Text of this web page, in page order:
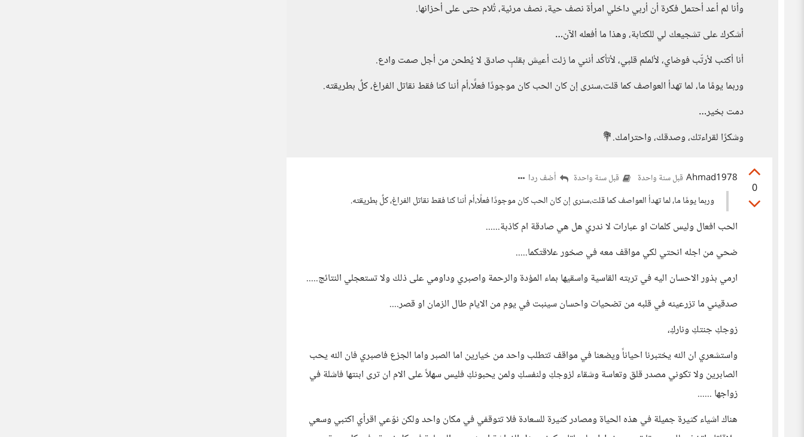
وأنا لم أعد أحتمل فكرة أن أربي داخلي امرأة نصف حية، نصف مرئية، تُلام حتى على أحزانها.
أشكرك على تشجيعك لي للكتابة، وهذا ما أفعله الآن…
أنا أكتب لأرتّب فوضاي، لألملم قلبي، لأتأكد أنني ما زلت أعيش بقلبٍ صادق لا يُطحن من أجل صمت وادع.
وربما يومًا ما، لما تهدأ العواصف كما قلت،سنرى إن كان الحب كان موجودًا فعلًا،أم أننا كنا فقط نقاتل الفراغ، كلٌ بطريقته.
دمت بخير…
وشكرًا لقراءتك، وصدقك، واحترامك.💐
0
Ahmad1978 قبل سنة واحدة قبل سنة واحدة
أضف ردا
وربما يومًا ما، لما تهدأ العواصف كما قلت،سنرى إن كان الحب كان موجودًا فعلًا،أم أننا كنا فقط نقاتل الفراغ، كلٌ بطريقته.
الحب افعال وليس كلمات او عبارات لا ندري هل هي صادقة ام كاذبة......
ضحي من اجله انحتي لكي مواقف معه في صخور علاقتكما.....
ارمي بذور الاحسان اليه في تربته القاسية واسقيها بماء المؤدة والرحمة واصبري وداومي على ذلك ولا تستعجلي النتائج.....
صدقيني ما تزرعينه في قلبه من تضحيات واحسان سينبت في يوم من الايام طال الزمان او قصر....
زوجكِ جنتكِ وناركِ،
واستشعري ان الله يختبرنا احياناً ويضعنا في مواقف تتطلب واحد من خيارين اما الصبر واما الجزع فاصبري فان الله يحب
الصابرين ولا تكوني مصدر قلق وتعاسة وشقاء لزوجكِ ولنفسكِ ولمن يحبونكِ فليس سهلاً على الام ان ترى ابنتها فاشلة في
زواجها ......
هناك اشياء كثيرة جميلة في هذه الحياة ومصادر كثيرة للسعادة فلا تتوقفي في مكان واحد ولكن نوّعي اقرأي اكتبي وسعي